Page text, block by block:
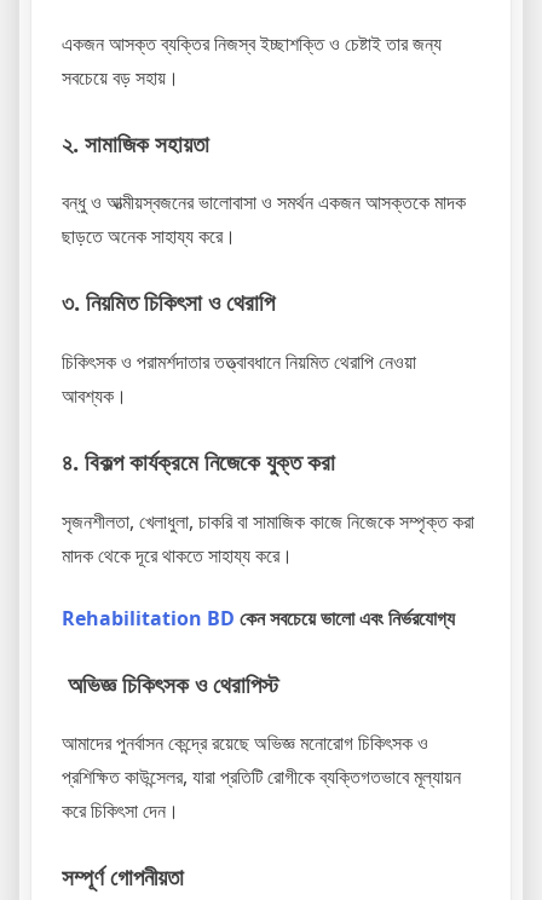
একজন আসক্ত ব্যক্তির নিজস্ব ইচ্ছাশক্তি ও চেষ্টাই তার জন্য
সবচেয়ে বড় সহায়।
২. সামাজিক সহায়তা
বন্ধু ও আত্মীয়স্বজনের ভালোবাসা ও সমর্থন একজন আসক্তকে মাদক
ছাড়তে অনেক সাহায্য করে।
৩. নিয়মিত চিকিৎসা ও থেরাপি
চিকিৎসক ও পরামর্শদাতার তত্ত্বাবধানে নিয়মিত থেরাপি নেওয়া
আবশ্যক।
৪. বিকল্প কার্যক্রমে নিজেকে যুক্ত করা
সৃজনশীলতা, খেলাধুলা, চাকরি বা সামাজিক কাজে নিজেকে সম্পৃক্ত করা
মাদক থেকে দূরে থাকতে সাহায্য করে।
Rehabilitation BD কেন সবচেয়ে ভালো এবং নির্ভরযোগ্য
অভিজ্ঞ চিকিৎসক ও থেরাপিস্ট
আমাদের পুনর্বাসন কেন্দ্রে রয়েছে অভিজ্ঞ মনোরোগ চিকিৎসক ও
প্রশিক্ষিত কাউন্সেলর, যারা প্রতিটি রোগীকে ব্যক্তিগতভাবে মূল্যায়ন
করে চিকিৎসা দেন।
সম্পূর্ণ গোপনীয়তা